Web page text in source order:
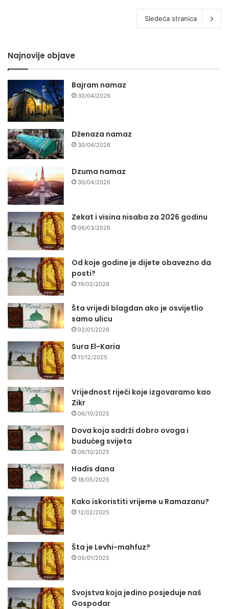
Sledeća stranica
Najnovije objave
Bajram namaz
30/04/2026
Dženaza namaz
30/04/2026
Dzuma namaz
30/04/2026
Zekat i visina nisaba za 2026 godinu
06/03/2026
Od koje godine je dijete obavezno da
posti?
19/02/2026
Šta vrijedi blagdan ako je osvijetlio
samo ulicu
02/01/2026
Sura El-Karia
11/12/2025
Vrijednost riječi koje izgovaramo kao
Zikr
06/10/2025
Dova koja sadrži dobro ovoga i
budućeg svijeta
06/10/2025
Hadis dana
18/05/2025
Kako iskoristiti vrijeme u Ramazanu?
12/02/2025
Šta je Levhi-mahfuz?
05/01/2025
Svojstva koja jedino posjeduje naš
Gospodar